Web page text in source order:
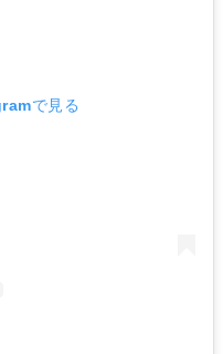
で見る